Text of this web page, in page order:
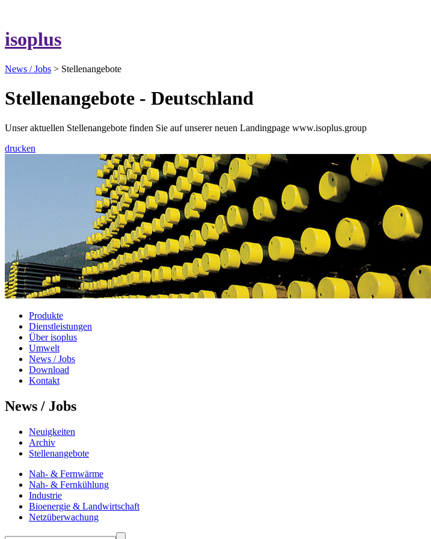
isoplus
News / Jobs > Stellenangebote
Stellenangebote - Deutschland
Unser aktuellen Stellenangebote finden Sie auf unserer neuen Landingpage www.isoplus.group
drucken
Produkte
Dienstleistungen
Über isoplus
Umwelt
News / Jobs
Download
Kontakt
News / Jobs
Neuigkeiten
Archiv
Stellenangebote
Nah- & Fernwärme
Nah- & Fernkühlung
Industrie
Bioenergie & Landwirtschaft
Netzüberwachung